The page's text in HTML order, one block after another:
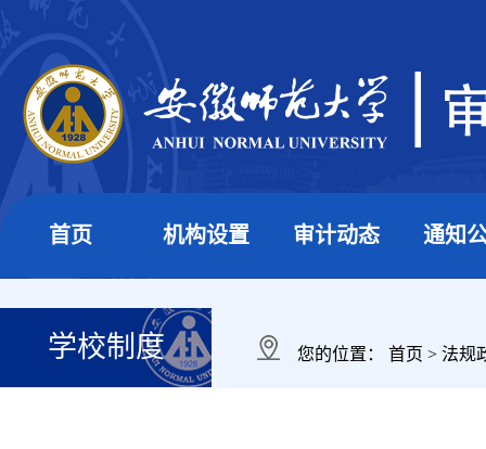
首页 机构设置 审计动态 通知
学校制度 您的位置： 首页 > 法规